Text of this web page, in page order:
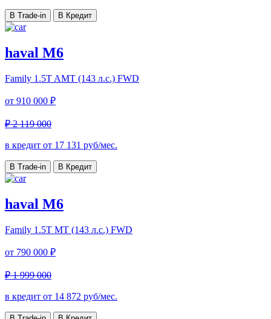
В Trade-in В Кредит
haval M6
Family 1.5T AMT (143 л.с.) FWD
от 910 000 ₽
₽ 2 119 000
в кредит от 17 131 руб/мес.
В Trade-in В Кредит
haval M6
Family 1.5T MT (143 л.с.) FWD
от 790 000 ₽
₽ 1 999 000
в кредит от 14 872 руб/мес.